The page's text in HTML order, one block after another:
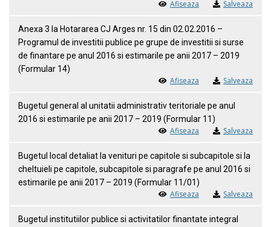
Afiseaza Salveaza
Anexa 3 la Hotararea CJ Arges nr. 15 din 02.02.2016 –
Programul de investitii publice pe grupe de investitii si surse
de finantare pe anul 2016 si estimarile pe anii 2017 – 2019
(Formular 14)
Afiseaza Salveaza
Bugetul general al unitatii administrativ teritoriale pe anul
2016 si estimarile pe anii 2017 – 2019 (Formular 11)
Afiseaza Salveaza
Bugetul local detaliat la venituri pe capitole si subcapitole si la
cheltuieli pe capitole, subcapitole si paragrafe pe anul 2016 si
estimarile pe anii 2017 – 2019 (Formular 11/01)
Afiseaza Salveaza
Bugetul institutiilor publice si activitatilor finantate integral